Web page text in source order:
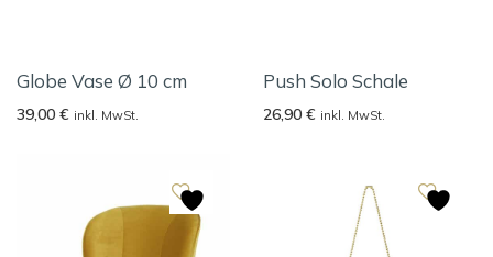
Globe Vase Ø 10 cm
39,00 € inkl. MwSt.
Push Solo Schale
26,90 € inkl. MwSt.